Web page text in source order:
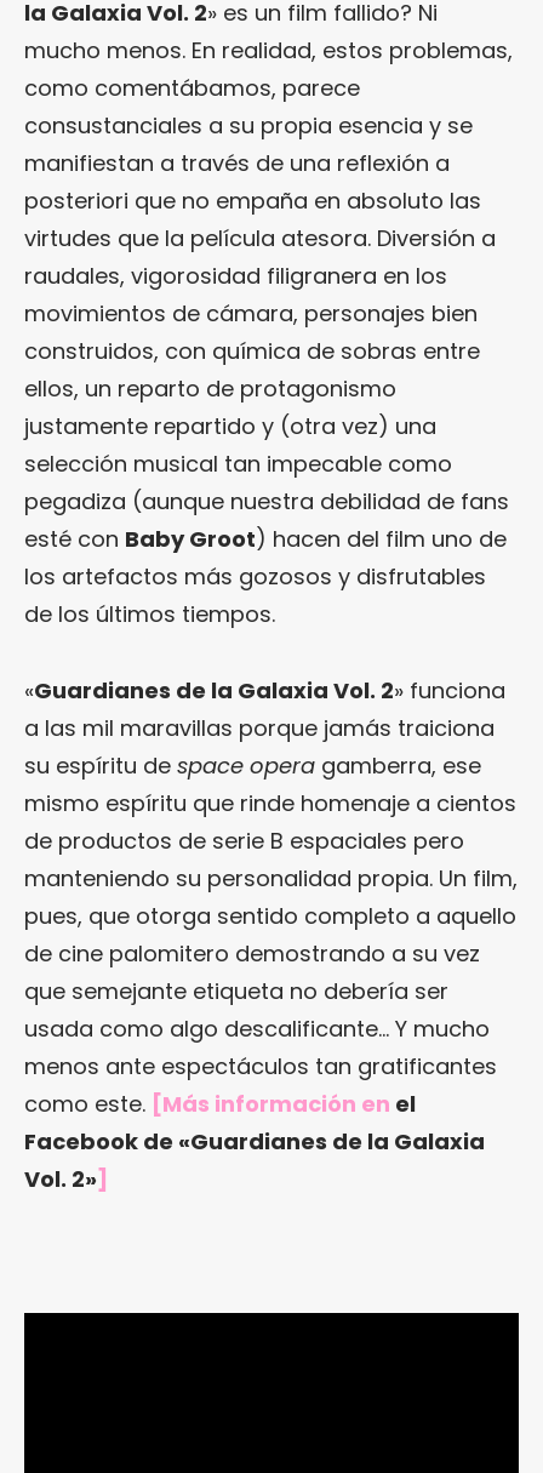
la Galaxia Vol. 2» es un film fallido? Ni
mucho menos. En realidad, estos problemas,
como comentábamos, parece
consustanciales a su propia esencia y se
manifiestan a través de una reflexión a
posteriori que no empaña en absoluto las
virtudes que la película atesora. Diversión a
raudales, vigorosidad filigranera en los
movimientos de cámara, personajes bien
construidos, con química de sobras entre
ellos, un reparto de protagonismo
justamente repartido y (otra vez) una
selección musical tan impecable como
pegadiza (aunque nuestra debilidad de fans
esté con Baby Groot) hacen del film uno de
los artefactos más gozosos y disfrutables
de los últimos tiempos.
«Guardianes de la Galaxia Vol. 2» funciona
a las mil maravillas porque jamás traiciona
su espíritu de space opera gamberra, ese
mismo espíritu que rinde homenaje a cientos
de productos de serie B espaciales pero
manteniendo su personalidad propia. Un film,
pues, que otorga sentido completo a aquello
de cine palomitero demostrando a su vez
que semejante etiqueta no debería ser
usada como algo descalificante… Y mucho
menos ante espectáculos tan gratificantes
como este. [Más información en el
Facebook de «Guardianes de la Galaxia
Vol. 2»]